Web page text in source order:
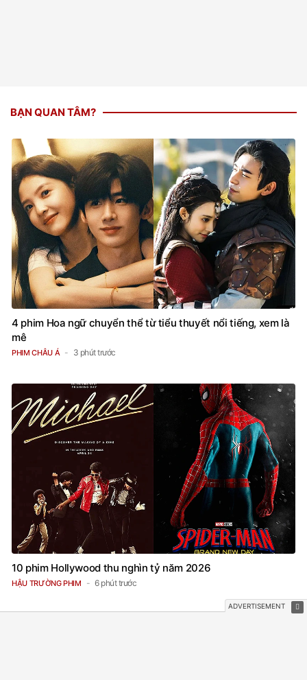
BẠN QUAN TÂM?
4 phim Hoa ngữ chuyển thể từ tiểu thuyết nổi tiếng, xem là
mê
PHIM CHÂU Á 3 phút trước
10 phim Hollywood thu nghìn tỷ năm 2026
HẬU TRƯỜNG PHIM 6 phút trước